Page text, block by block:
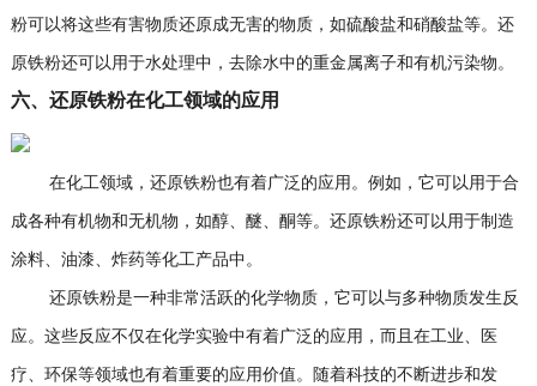
粉可以将这些有害物质还原成无害的物质，如硫酸盐和硝酸盐等。还
原铁粉还可以用于水处理中，去除水中的重金属离子和有机污染物。
六、还原铁粉在化工领域的应用
在化工领域，还原铁粉也有着广泛的应用。例如，它可以用于合
成各种有机物和无机物，如醇、醚、酮等。还原铁粉还可以用于制造
涂料、油漆、炸药等化工产品中。
还原铁粉是一种非常活跃的化学物质，它可以与多种物质发生反
应。这些反应不仅在化学实验中有着广泛的应用，而且在工业、医
疗、环保等领域也有着重要的应用价值。随着科技的不断进步和发